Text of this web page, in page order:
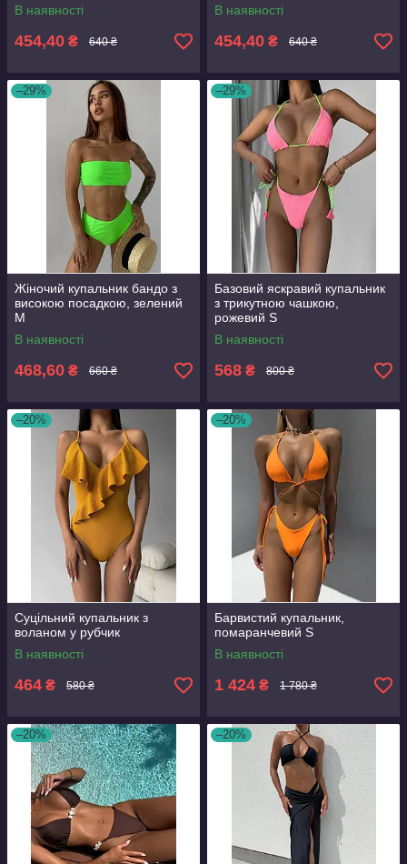
В наявності
454,40 ₴ 640 ₴
В наявності
454,40 ₴ 640 ₴
–29%
Жіночий купальник бандо з
високою посадкою, зелений
M
В наявності
468,60 ₴ 660 ₴
–29%
Базовий яскравий купальник
з трикутною чашкою,
рожевий S
В наявності
568 ₴ 800 ₴
–20%
Суцільний купальник з
воланом у рубчик
В наявності
464 ₴ 580 ₴
–20%
Барвистий купальник,
помаранчевий S
В наявності
1 424 ₴ 1 780 ₴
–20% –20%